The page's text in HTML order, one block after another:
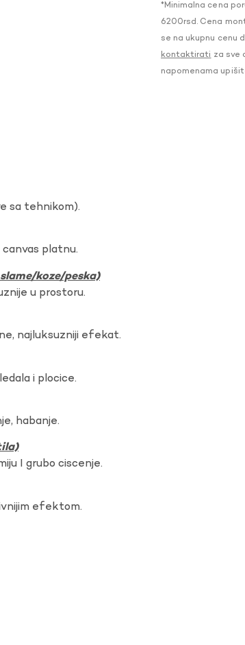
*Minimalna cena
6200rsd. Cena
se na ukupnu cenu
kontaktirati za sve
napomenama
sa tehnikom).
platnu.
koze/peska)
u prostoru.
najluksuzniji efekat.
i plocice.
habanje.
I grubo ciscenje.
efektom.